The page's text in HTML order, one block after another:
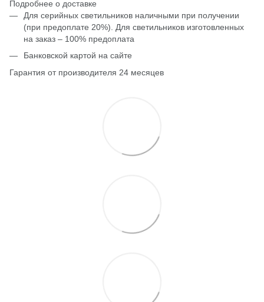
Подробнее о доставке
Для серийных светильников наличными при получении
(при предоплате 20%). Для светильников изготовленных
на заказ – 100% предоплата
Банковской картой на сайте
Гарантия от производителя 24 месяцев